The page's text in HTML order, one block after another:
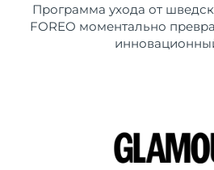
Программа ухода от
FOREO моментально